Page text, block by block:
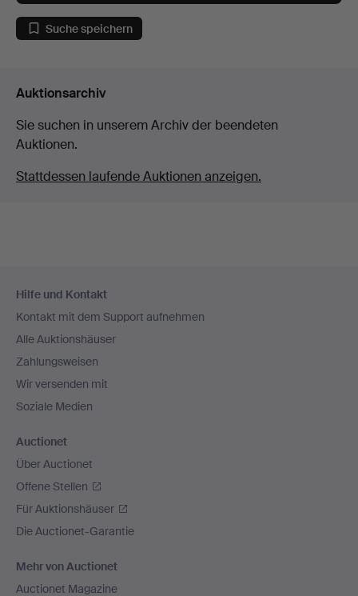
Suche speichern
Auktionsarchiv
Sie suchen in unserem Archiv der beendeten
Auktionen.
Stattdessen laufende Auktionen anzeigen.
Navigation
Hilfe und Kontakt
Kontakt mit dem Support aufnehmen
Alle Auktionshäuser
Zahlungsweisen
Wir versenden mit
Soziale Medien
Auctionet
Über Auctionet
Offene Stellen
Für Auktionshäuser
Die Auctionet-Garantie
Mehr von Auctionet
Auctionet Magazine